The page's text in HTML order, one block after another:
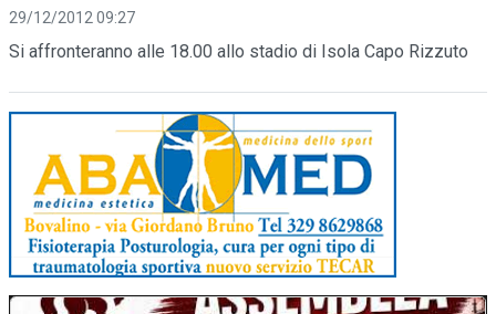
29/12/2012 09:27
Si affronteranno alle 18.00 allo stadio di Isola Capo Rizzuto